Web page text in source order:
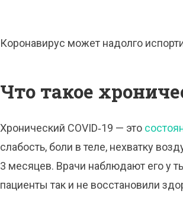
Коронавирус может надолго
Что такое
Хронический COVID‑19 — это
слабость, боли в теле, нехватку
3 месяцев. Врачи наблюдают его у
пациенты так и не восстановили